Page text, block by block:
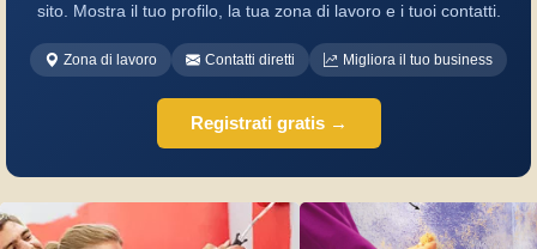
sito. Mostra il tuo profilo, la tua zona di lavoro e i tuoi contatti.
Zona di lavoro Contatti diretti Migliora il tuo business
Registrati gratis →